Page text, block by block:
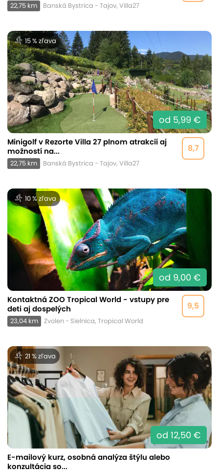
22,75 km Banská Bystrica - Tajov, Villa27
15 % zľava
od 5,99 €
8,7
Minigolf v Rezorte Villa 27 plnom atrakcií aj
možností na...
22,75 km Banská Bystrica - Tajov, Villa27
10 % zľava
od 9,00 €
9,5
Kontaktná ZOO Tropical World - vstupy pre
deti aj dospelých
23,04 km Zvolen - Sielnica, Tropical World
21 % zľava
od 12,50 €
E-mailový kurz, osobná analýza štýlu alebo
konzultácia so...